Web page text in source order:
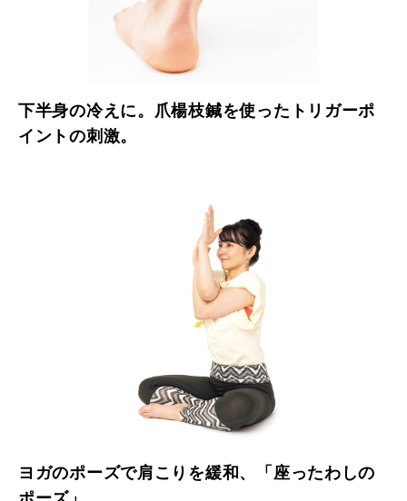
下半身の冷えに。爪楊枝鍼を使ったトリガーポ
イントの刺激。
ヨガのポーズで肩こりを緩和、「座ったわしの